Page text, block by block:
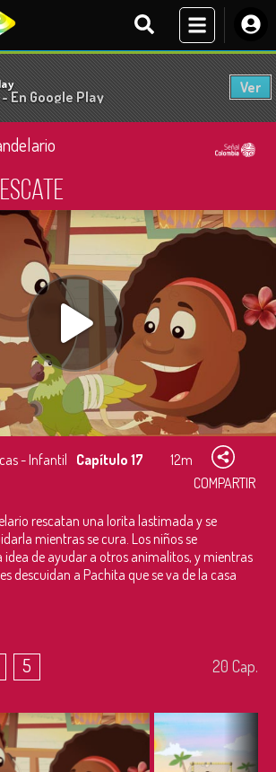
En Google Play
Ver
- Infantil Capítulo 17
12m
COMPARTIR
rescatan una lorita lastimada y se
mientras se cura. Los niños se
idea de ayudar a otros animalitos, y mientras
descuidan a Pachita que se va de la casa
5 20 Cap.